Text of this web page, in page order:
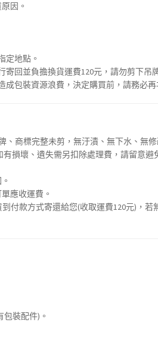
因。
定地點。
回並負擔換貨運費120元，請勿剪下吊
包裝資源浪費，決定購買前，請務必再
商標完整未剪，無汙漬、無下水、無修
損壞、遺失需另扣除處理費，請留意避
應收運費。
付款方式寄還給您(收取運費120元)，
裝配件)。